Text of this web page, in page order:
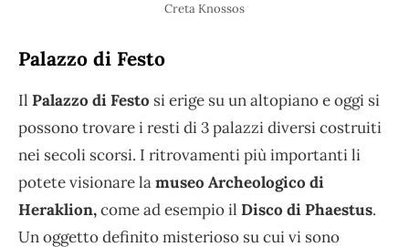
Creta Knossos
Palazzo di Festo
Il Palazzo di Festo si erige su un altopiano e oggi si
possono trovare i resti di 3 palazzi diversi costruiti
nei secoli scorsi. I ritrovamenti più importanti li
potete visionare lamuseo Archeologico di
Heraklion,come ad esempio il Disco di Phaestus.
Un oggetto definito misterioso su cui vi sono